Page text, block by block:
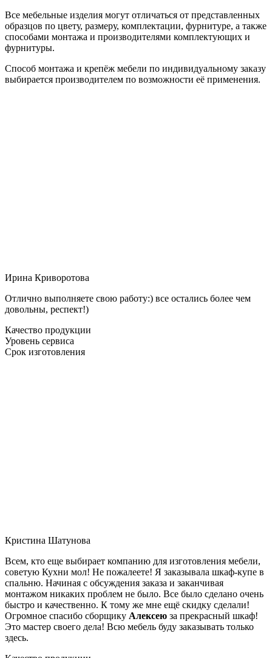
Все мебельные изделия могут отличаться от представленных
образцов по цвету, размеру, комплектации, фурнитуре, а также
способами монтажа и производителями комплектующих и
фурнитуры.
Способ монтажа и крепёж мебели по индивидуальному заказу
выбирается производителем по возможности её применения.
Ирина Криворотова
Отлично выполняете свою работу:) все остались более чем
довольны, респект!)
Качество продукции
Уровень сервиса
Срок изготовления
Кристина Шатунова
Всем, кто еще выбирает компанию для изготовления мебели,
советую Кухни мол! Не пожалеете! Я заказывала шкаф-купе в
спальню. Начиная с обсуждения заказа и заканчивая
монтажом никаких проблем не было. Все было сделано очень
быстро и качественно. К тому же мне ещё скидку сделали!
Огромное спасибо сборщику Алексею за прекрасный шкаф!
Это мастер своего дела! Всю мебель буду заказывать только
здесь.